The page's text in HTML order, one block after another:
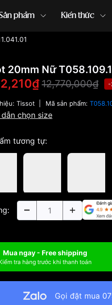
phẩm Kiến thức
20mm Nữ
12,770,000₫ -
Tissot Mã sản phẩm:
chọn size
tương tự:
Mua ngay - Free shipping
tra hàng trước khi thanh toán
Gọi đặt mua